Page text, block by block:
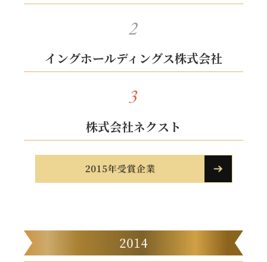
2
イングホールディングス株式会社
3
株式会社ネクスト